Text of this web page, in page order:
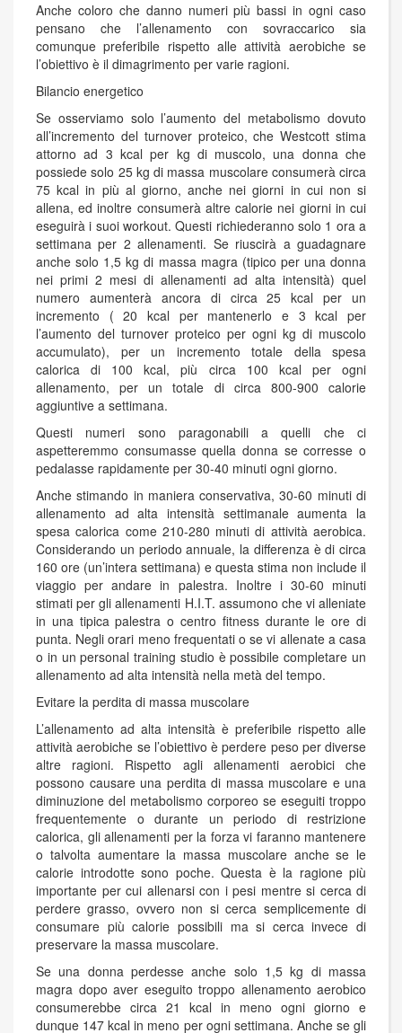
Anche coloro che danno numeri più bassi in ogni caso
pensano che l’allenamento con sovraccarico sia
comunque preferibile rispetto alle attività aerobiche se
l’obiettivo è il dimagrimento per varie ragioni.
Bilancio energetico
Se osserviamo solo l’aumento del metabolismo dovuto
all’incremento del turnover proteico, che Westcott stima
attorno ad 3 kcal per kg di muscolo, una donna che
possiede solo 25 kg di massa muscolare consumerà circa
75 kcal in più al giorno, anche nei giorni in cui non si
allena, ed inoltre consumerà altre calorie nei giorni in cui
eseguirà i suoi workout. Questi richiederanno solo 1 ora a
settimana per 2 allenamenti. Se riuscirà a guadagnare
anche solo 1,5 kg di massa magra (tipico per una donna
nei primi 2 mesi di allenamenti ad alta intensità) quel
numero aumenterà ancora di circa 25 kcal per un
incremento ( 20 kcal per mantenerlo e 3 kcal per
l’aumento del turnover proteico per ogni kg di muscolo
accumulato), per un incremento totale della spesa
calorica di 100 kcal, più circa 100 kcal per ogni
allenamento, per un totale di circa 800-900 calorie
aggiuntive a settimana.
Questi numeri sono paragonabili a quelli che ci
aspetteremmo consumasse quella donna se corresse o
pedalasse rapidamente per 30-40 minuti ogni giorno.
Anche stimando in maniera conservativa, 30-60 minuti di
allenamento ad alta intensità settimanale aumenta la
spesa calorica come 210-280 minuti di attività aerobica.
Considerando un periodo annuale, la differenza è di circa
160 ore (un’intera settimana) e questa stima non include il
viaggio per andare in palestra. Inoltre i 30-60 minuti
stimati per gli allenamenti H.I.T. assumono che vi alleniate
in una tipica palestra o centro fitness durante le ore di
punta. Negli orari meno frequentati o se vi allenate a casa
o in un personal training studio è possibile completare un
allenamento ad alta intensità nella metà del tempo.
Evitare la perdita di massa muscolare
L’allenamento ad alta intensità è preferibile rispetto alle
attività aerobiche se l’obiettivo è perdere peso per diverse
altre ragioni. Rispetto agli allenamenti aerobici che
possono causare una perdita di massa muscolare e una
diminuzione del metabolismo corporeo se eseguiti troppo
frequentemente o durante un periodo di restrizione
calorica, gli allenamenti per la forza vi faranno mantenere
o talvolta aumentare la massa muscolare anche se le
calorie introdotte sono poche. Questa è la ragione più
importante per cui allenarsi con i pesi mentre si cerca di
perdere grasso, ovvero non si cerca semplicemente di
consumare più calorie possibili ma si cerca invece di
preservare la massa muscolare.
Se una donna perdesse anche solo 1,5 kg di massa
magra dopo aver eseguito troppo allenamento aerobico
consumerebbe circa 21 kcal in meno ogni giorno e
dunque 147 kcal in meno per ogni settimana. Anche se gli